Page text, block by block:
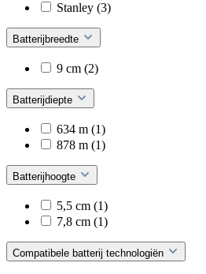
Stanley (3)
Batterijbreedte
9 cm (2)
Batterijdiepte
634 m (1)
878 m (1)
Batterijhoogte
5,5 cm (1)
7,8 cm (1)
Compatibele batterij technologiën